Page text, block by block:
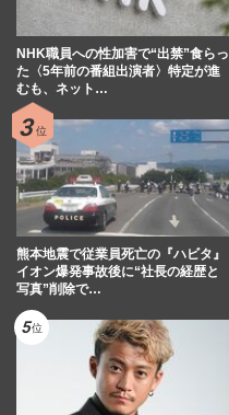
NHK職員への性加害で“出禁”食らっ
た〈5年前の番組出演者〉特定が進
むも、ネット…
熊本地震で従業員死亡の『ハビタ』
イオン爆発事故後に“社長の経歴と
写真”削除で…